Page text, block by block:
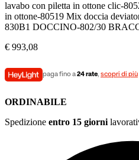
lavabo con piletta in ottone clic-
in ottone-80519 Mix doccia
830B1 DOCCINO-802/30
€ 993,08
paga fino a24 rate, scopri di più
ORDINABILE
Spedizione entro 15 giorni